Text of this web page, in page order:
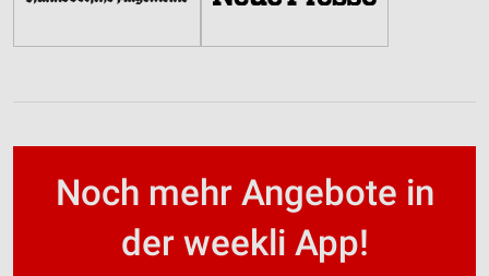
Noch mehr Angebote in
der weekli App!